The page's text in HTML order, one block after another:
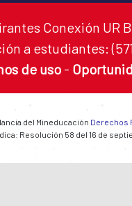
Conexión UR
a estudiantes:
de uso -
del Mineducación Derechos
Resolución 58 del 16 de